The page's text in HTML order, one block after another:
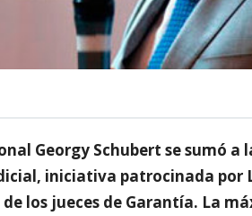
Georgy Schubert se sumó
iniciativa patrocinada por
los jueces de Garantía. La